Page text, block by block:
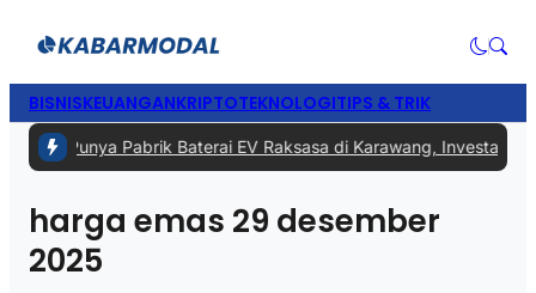
BISNISKEUANGANKRIPTOTEKNOLOGITIPS & TRIK
Punya Pabrik Baterai EV Raksasa di Karawang, Investasinya
harga emas 29 desember
2025